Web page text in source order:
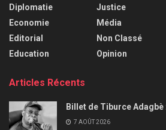
Diplomatie
Economie
Editorial
Education
Justice
Média
Non Classé
Opinion
Articles Récents
Billet de Tiburce Adagbè
7 AOÛT 2026